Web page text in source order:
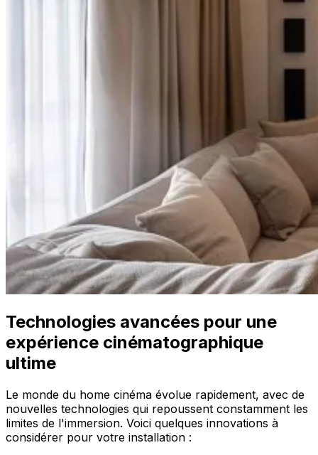
Technologies avancées pour une
expérience cinématographique
ultime
Le monde du home cinéma évolue rapidement, avec de
nouvelles technologies qui repoussent constamment les
limites de l'immersion. Voici quelques innovations à
considérer pour votre installation :